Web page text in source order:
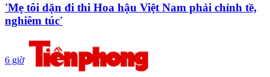
'Mẹ tôi dặn đi thi Hoa hậu Việt Nam phải chỉnh tề,
nghiêm túc'
6 giờ